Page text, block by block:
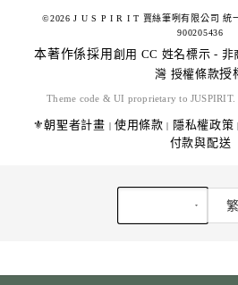
©2026 J U S P I R I T 賈絲筆咧有限公司 統
900205436
本著作係採用 創用 CC 姓名標示 -
灣 授權條款授
Theme code & UI proprietary to
⚜️朝聖者計畫 | 使用條款 | 隱私權政策 |
付款與配送